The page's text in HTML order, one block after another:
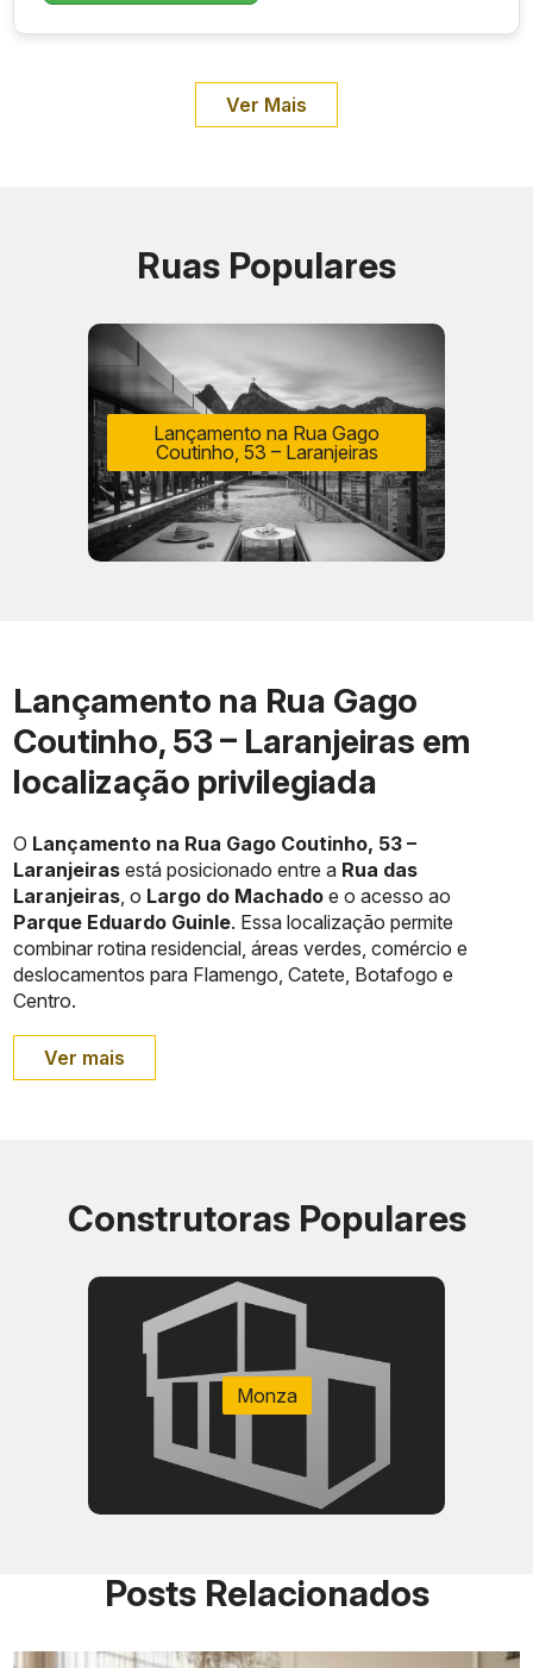
Ver Mais
Ruas Populares
Lançamento na Rua Gago
Coutinho, 53 – Laranjeiras
Lançamento na Rua Gago
Coutinho, 53 – Laranjeiras em
localização privilegiada
O Lançamento na Rua Gago Coutinho, 53 –
Laranjeiras está posicionado entre a Rua das
Laranjeiras, o Largo do Machado e o acesso ao
Parque Eduardo Guinle. Essa localização permite
combinar rotina residencial, áreas verdes, comércio e
deslocamentos para Flamengo, Catete, Botafogo e
Centro.
Parque Eduardo Guinle:
Estação Largo do Machado:
Rua das Laranjeiras:
Rua General Glicério:
Ver mais
Construtoras Populares
Monza
Posts Relacionados